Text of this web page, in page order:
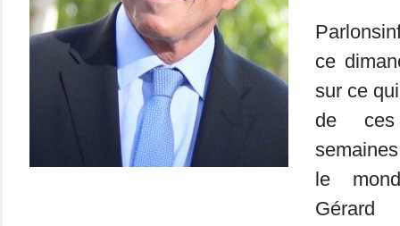
ce
sur ce
de ces
le
Gérard